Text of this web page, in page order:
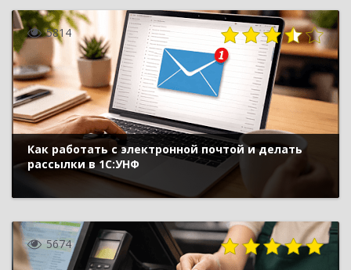
5814
Как работать с электронной почтой и делать
рассылки в 1С:УНФ
5674